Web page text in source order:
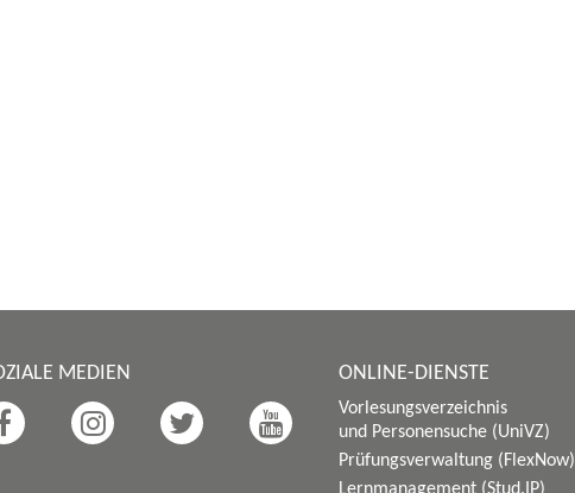
MEDIEN ONLINE-DIENSTE
Vorlesungsverzeichnis
und Personensuche (UniVZ)
Prüfungsverwaltung (FlexNow)